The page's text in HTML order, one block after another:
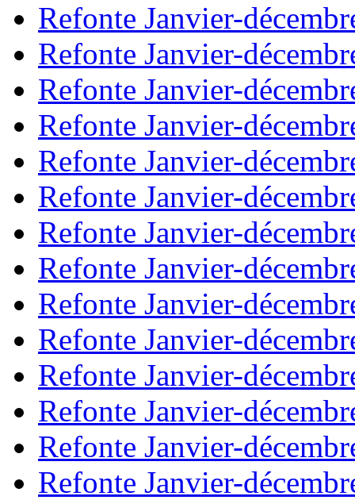
Refonte Janvier-
Refonte Janvier-
Refonte Janvier-
Refonte Janvier-
Refonte Janvier-
Refonte Janvier-
Refonte Janvier-
Refonte Janvier-
Refonte Janvier-
Refonte Janvier-
Refonte Janvier-
Refonte Janvier-
Refonte Janvier-
Refonte Janvier-